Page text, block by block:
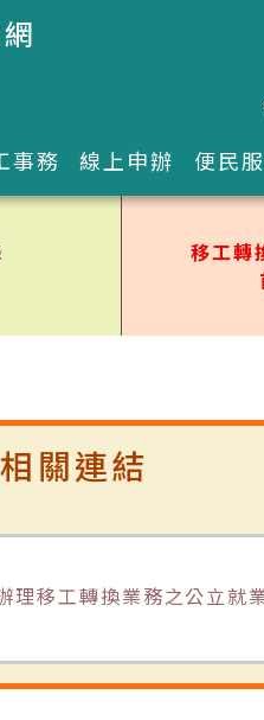
:::
事務 線上申辦 便民
移工轉
關連結
理移工轉換業務之公立就